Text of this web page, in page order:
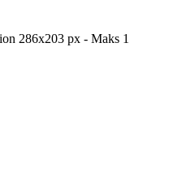
286x203 px - Maks 1